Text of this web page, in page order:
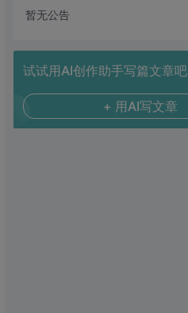
暂无公告
试试用AI创作助手写篇文章吧
+ 用AI写文章